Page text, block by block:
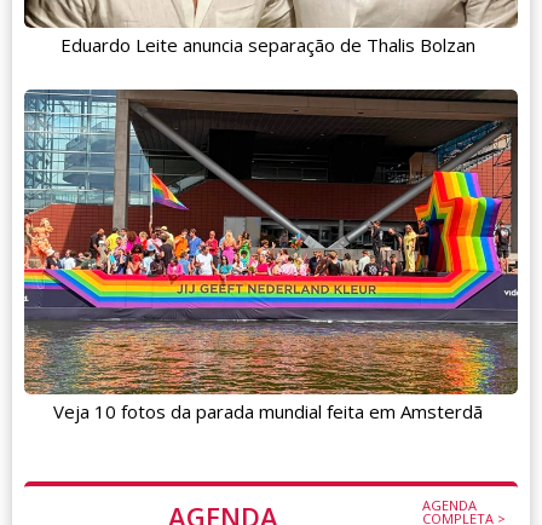
AGENDA AGENDA
COMPLETA >
Eduardo Leite anuncia separação de Thalis Bolzan
Veja 10 fotos da parada mundial feita em Amsterdã